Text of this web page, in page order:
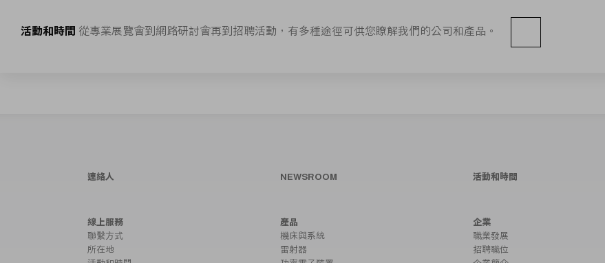
活動和時間 從專業展覽會到網路研討會再到招聘活動，有多種途徑可供您瞭解我們的公司和產品。
連絡人 NEWSROOM 活動和時間
線上服務
聯繫方式
所在地
產品
機床與系統
雷射器
企業
職業發展
招聘職位